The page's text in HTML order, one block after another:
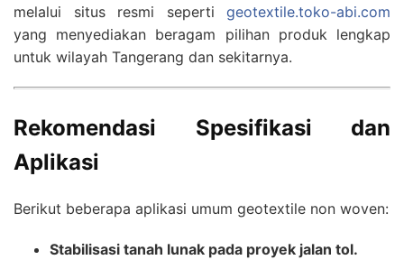
melalui situs resmi seperti geotextile.toko-abi.com
yang menyediakan beragam pilihan produk lengkap
untuk wilayah Tangerang dan sekitarnya.
Rekomendasi Spesifikasi dan
Aplikasi
Berikut beberapa aplikasi umum geotextile non woven:
Stabilisasi tanah lunak pada proyek jalan tol.